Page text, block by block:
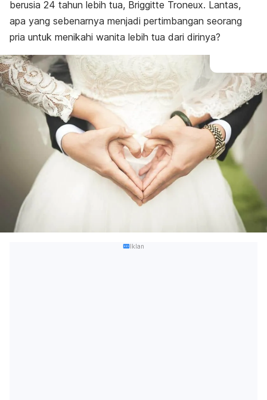
berusia 24 tahun lebih tua, Briggitte Troneux. Lantas,
apa yang sebenarnya menjadi pertimbangan seorang
pria untuk menikahi wanita lebih tua dari dirinya?
Iklan